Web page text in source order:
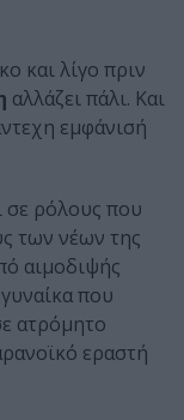
και λίγο πριν
αλλάζει πάλι. Και
εμφάνισή
σε ρόλους που
των νέων της
αιμοδιψής
που
ατρόμητο
εραστή